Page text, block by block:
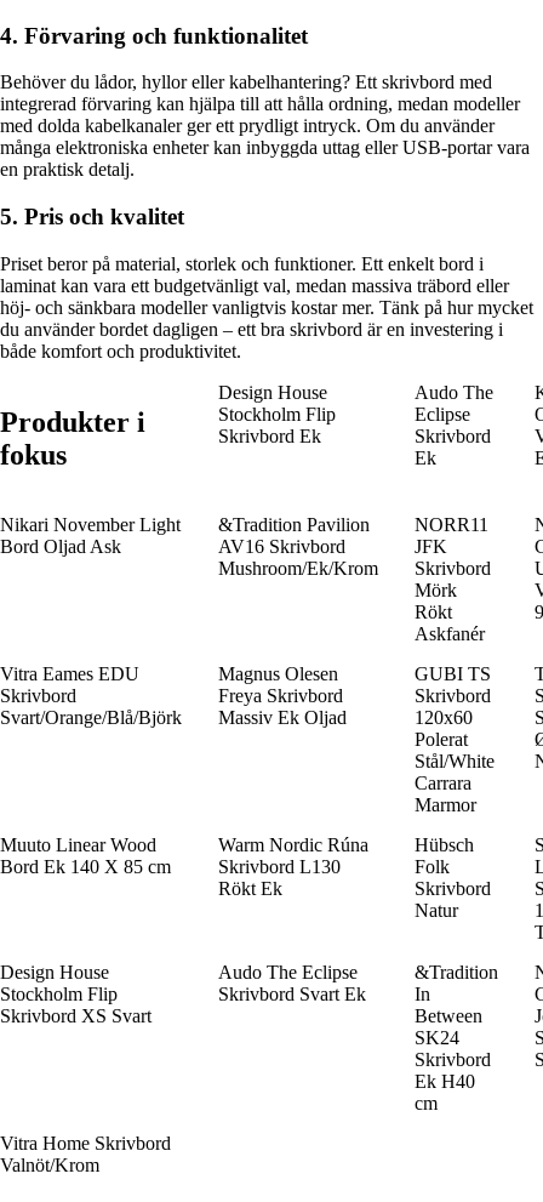
4. Förvaring och funktionalitet
Behöver du lådor, hyllor eller kabelhantering? Ett skrivbord med
integrerad förvaring kan hjälpa till att hålla ordning, medan modeller
med dolda kabelkanaler ger ett prydligt intryck. Om du använder
många elektroniska enheter kan inbyggda uttag eller USB-portar vara
en praktisk detalj.
5. Pris och kvalitet
Priset beror på material, storlek och funktioner. Ett enkelt bord i
laminat kan vara ett budgetvänligt val, medan massiva träbord eller
höj- och sänkbara modeller vanligtvis kostar mer. Tänk på hur mycket
du använder bordet dagligen – ett bra skrivbord är en investering i
både komfort och produktivitet.
Produkter i
fokus
Design House
Stockholm Flip
Skrivbord Ek
Audo The
Eclipse
Skrivbord
Ek
Nikari November Light
Bord Oljad Ask
&Tradition Pavilion
AV16 Skrivbord
Mushroom/Ek/Krom
NORR11
JFK
Skrivbord
Mörk
Rökt
Askfanér
Vitra Eames EDU
Skrivbord
Svart/Orange/Blå/Björk
Magnus Olesen
Freya Skrivbord
Massiv Ek Oljad
GUBI TS
Skrivbord
120x60
Polerat
Stål/White
Carrara
Marmor
Muuto Linear Wood
Bord Ek 140 X 85 cm
Warm Nordic Rúna
Skrivbord L130
Rökt Ek
Hübsch
Folk
Skrivbord
Natur
Design House
Stockholm Flip
Skrivbord XS Svart
Audo The Eclipse
Skrivbord Svart Ek
&Tradition
In
Between
SK24
Skrivbord
Ek H40
cm
Vitra Home Skrivbord
Valnöt/Krom